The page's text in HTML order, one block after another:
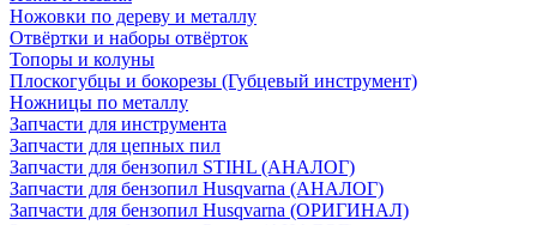
Ножовки по дереву и металлу
Отвёртки и наборы отвёрток
Топоры и колуны
Плоскогубцы и бокорезы (Губцевый инструмент)
Ножницы по металлу
Запчасти для инструмента
Запчасти для цепных пил
Запчасти для бензопил STIHL (АНАЛОГ)
Запчасти для бензопил Husqvarna (АНАЛОГ)
Запчасти для бензопил Husqvarna (ОРИГИНАЛ)